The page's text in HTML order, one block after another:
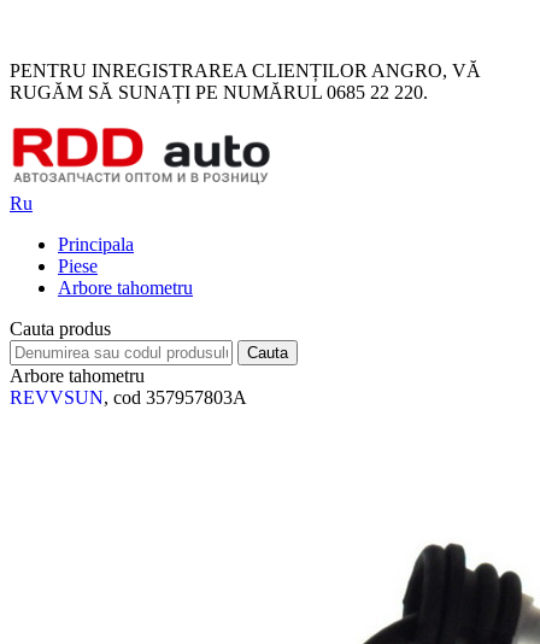
PENTRU INREGISTRAREA CLIENȚILOR ANGRO, VĂ
RUGĂM SĂ SUNAȚI PE NUMĂRUL 0685 22 220.
Ru
Principala
Piese
Arbore tahometru
Cauta produs
Arbore tahometru
REVVSUN, cod 357957803A